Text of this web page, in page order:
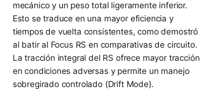
mecánico y un peso total ligeramente inferior.
Esto se traduce en una mayor eficiencia y
tiempos de vuelta consistentes, como demostró
al batir al Focus RS en comparativas de circuito.
La tracción integral del RS ofrece mayor tracción
en condiciones adversas y permite un manejo
sobregirado controlado (Drift Mode).